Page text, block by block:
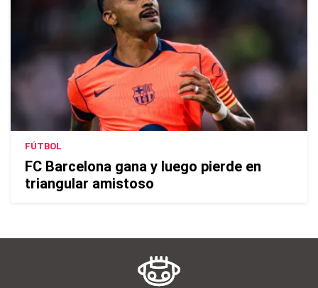
FÚTBOL
FC Barcelona gana y luego pierde en
triangular amistoso